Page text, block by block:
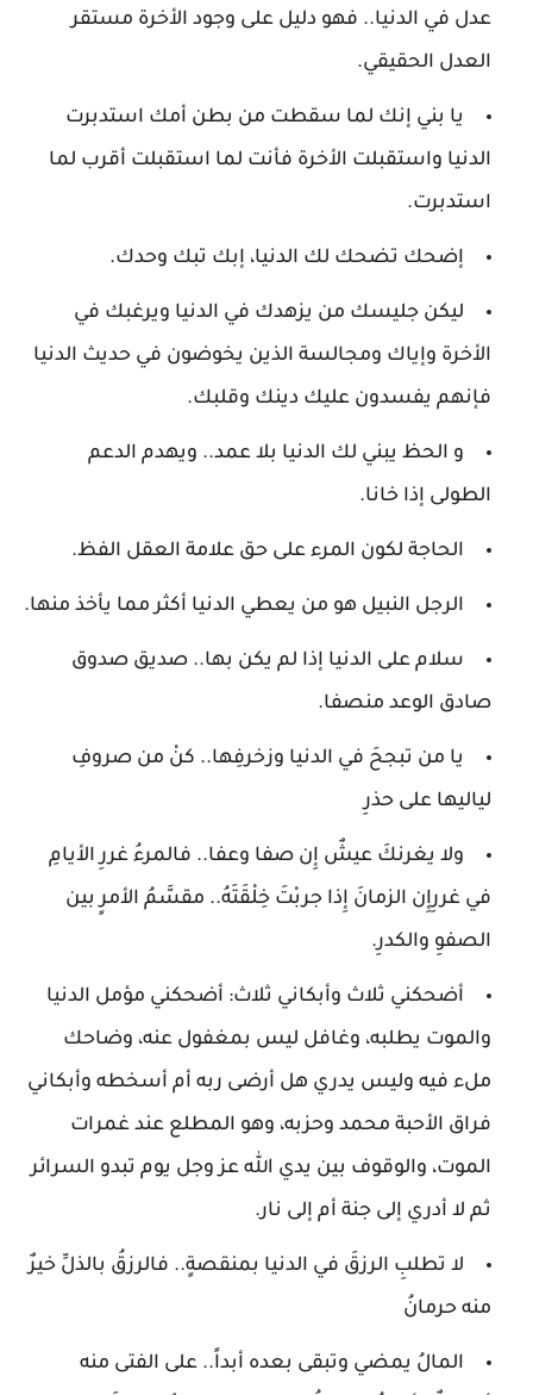
عدل في الدنيا.. فهو دليل على وجود الأخرة مستقر
العدل الحقيقي.
يا بني إنك لما سقطت من بطن أمك استدبرت
الدنيا واستقبلت الأخرة فأنت لما استقبلت أقرب لما
استدبرت.
إضحك تضحك لك الدنيا، إبك تبك وحدك.
ليكن جليسك من يزهدك في الدنيا ويرغبك في
الأخرة وإياك ومجالسة الذين يخوضون في حديث الدنيا
فإنهم يفسدون عليك دينك وقلبك.
و الحظ يبني لك الدنيا بلا عمد.. ويهدم الدعم
الطولى إذا خانا.
الحاجة لكون المرء على حق علامة العقل الفظ.
الرجل النبيل هو من يعطي الدنيا أكثر مما يأخذ منها.
سلام على الدنيا إذا لم يكن بها.. صديق صدوق
صادق الوعد منصفا.
يا من تبجحَ في الدنيا وزخرفِها.. كنْ من صروفِ
لياليها على حذرِ
ولا يغرنكَ عيشٌ إِن صفا وعفا.. فالمرءُ غررِ الأيامِ
في غررِإِن الزمانَ إِذا جربْتَ خِلْقَتَهُ.. مقسَّمُ الأمرٍ بين
الصفوِ والكدرِ.
أضحكني ثلاث وأبكاني ثلاث: أضحكني مؤمل الدنيا
والموت يطلبه، وغافل ليس بمغفول عنه، وضاحك
ملء فيه وليس يدري هل أرضى ربه أم أسخطه وأبكاني
فراق الأحبة محمد وحزبه، وهو المطلع عند غمرات
الموت، والوقوف بين يدي الله عز وجل يوم تبدو السرائر
ثم لا أدري إلى جنة أم إلى نار.
لا تطلبِ الرزقَ في الدنيا بمنقصةٍ.. فالرزقُ بالذلِّ خيرٌ
منه حرمانُ
المالُ يمضي وتبقى بعده أبداً.. على الفتى منه